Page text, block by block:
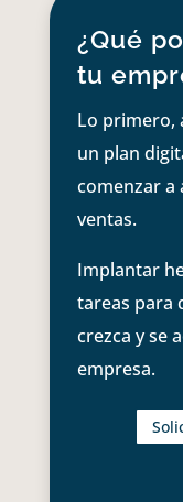
¿Qué
tu
Lo primero,
un plan
comenzar a
ventas.
Implantar
tareas para
crezca y se
empresa.